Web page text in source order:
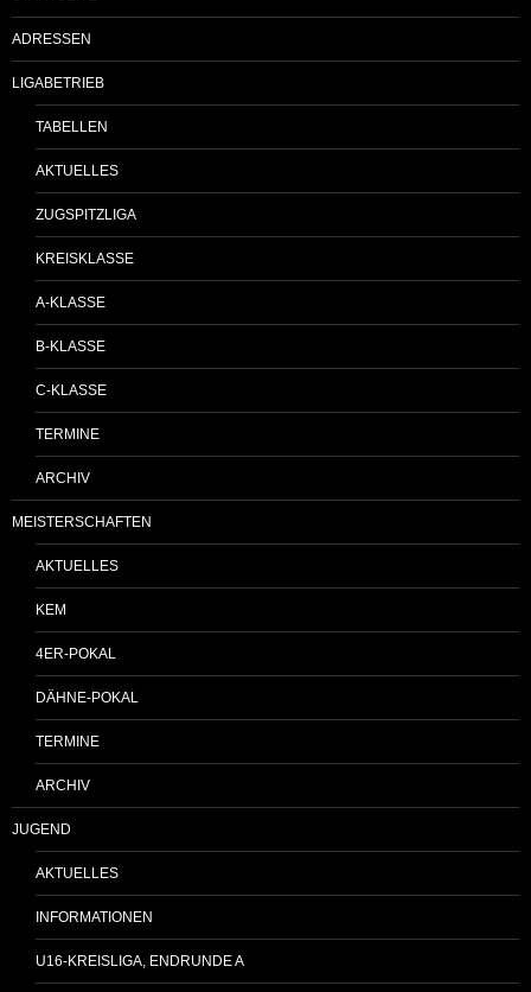
ADRESSEN
LIGABETRIEB
TABELLEN
AKTUELLES
ZUGSPITZLIGA
KREISKLASSE
A-KLASSE
B-KLASSE
C-KLASSE
TERMINE
ARCHIV
MEISTERSCHAFTEN
AKTUELLES
KEM
4ER-POKAL
DÄHNE-POKAL
TERMINE
ARCHIV
JUGEND
AKTUELLES
INFORMATIONEN
U16-KREISLIGA, ENDRUNDE A